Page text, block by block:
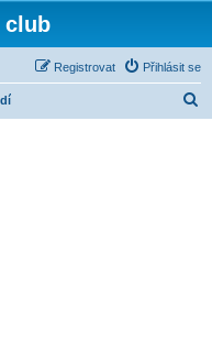
club
Přihlásit se
Registrovat